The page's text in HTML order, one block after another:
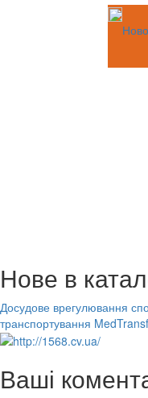
Нове в
Досудове врегулювання
транспортування
Ваші